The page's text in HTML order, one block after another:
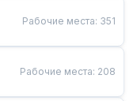
Рабочие места: 351
Рабочие места: 208